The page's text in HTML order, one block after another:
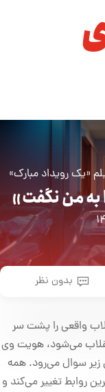
«یک رویداد مبارک»
من نگفت»
بدون نظر
واقعی را پشت سر
می‌شود، هویت وی
سوال می‌رود. همه
روابط تغییر می‌کند و